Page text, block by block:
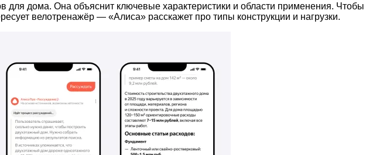
для дома. Она объяснит ключевые характеристики и области применения. Чтобы
велотренажёр — «Алиса» расскажет про типы конструкции и нагрузки.